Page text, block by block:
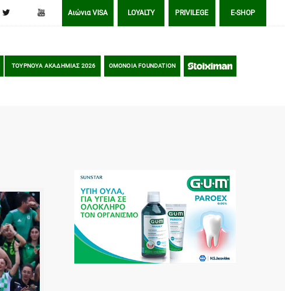
Αιώνια VISA LOYALTY PRIVILEGE E-SHOP
ΤΟΥΡΝΟΥΑ ΑΚΑΔΗΜΙΑΣ 2026 OMONOIA FOUNDATION STOIXIMAN